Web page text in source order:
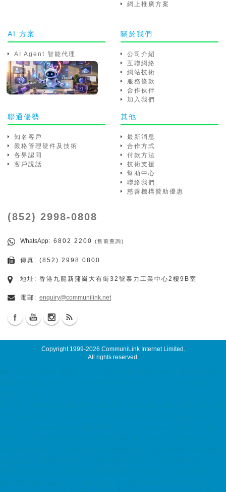
網上推廣方案
AI 方案
AI Agent 智能代理
關於我們
公司介紹
互聯網絡
網站技術
服務條款
合作伙伴
加入我們
聯通優勢
知名客戶
嚴格管理硬件及技術
各界認同
客戶說話
其他
最新消息
合作方式
付款方法
技術支援
幫助中心
聯絡我們
慈善機構贊助優惠
(852) 2998-0808
WhatsApp: 6802 2200 (售前查詢)
傳真: (852) 2998 0800
地址: 香港九龍新蒲崗大有街32號泰力工業中心2樓9B室
電郵: enquiry@communilink.net
Copyright 1999-2026 CommuniLink Internet Limited .
All rights reserved.